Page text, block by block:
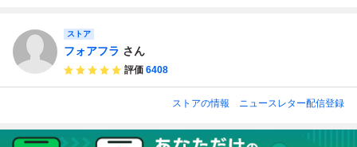
ストア
フォアフラ さん
評価 6408
ストアの情報 ニュースレター配信登録